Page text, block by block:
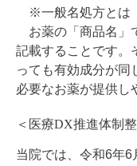
※一般名処方とは
お薬の「商品名」
記載することです。
っても有効成分が同
必要なお薬が提供し
＜医療DX推進体制
当院では、令和6年6